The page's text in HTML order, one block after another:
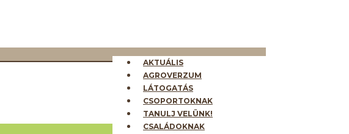
AKTUÁLIS
AGROVERZUM
LÁTOGATÁS
CSOPORTOKNAK
TANULJ VELÜNK!
CSALÁDOKNAK